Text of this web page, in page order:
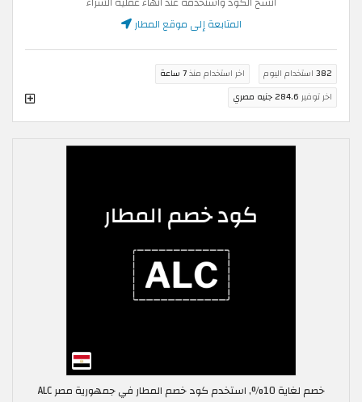
المتابعة إلى موقع المطار
382 استخدام اليوم اخر استخدام منذ7 ساعة
اخر توفير 284.6 جنيه مصري
خصم لغاية 10%, استخدم كود خصم المطار في جمهورية مصر ALC